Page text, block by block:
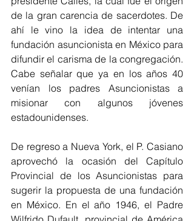
de la gran carencia de sacerdotes. De
ahí le vino la idea de intentar una
fundación asuncionista en México para
difundir el carisma de la congregación.
Cabe señalar que ya en los años 40
venían los padres Asuncionistas a
misionar con algunos jóvenes
estadounidenses.
De regreso a Nueva York, el P. Casiano
aprovechó la ocasión del Capítulo
Provincial de los Asuncionistas para
sugerir la propuesta de una fundación
en México. En el año 1946, el Padre